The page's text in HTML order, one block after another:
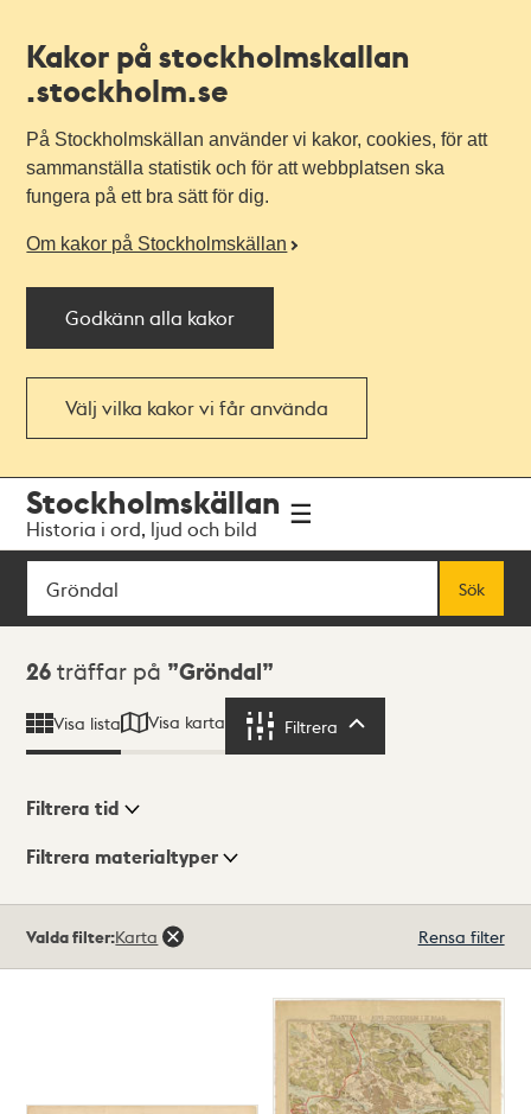
Kakor på stockholmskallan
.stockholm.se
På Stockholmskällan använder vi kakor, cookies, för att
sammanställa statistik och för att webbplatsen ska
fungera på ett bra sätt för dig.
Om kakor på Stockholmskällan
Godkänn alla kakor
Välj vilka kakor vi får använda
navigationen
huvudinnehållet
Stockholmskällan
Historia i ord, ljud och bild
Sök
Sök
Sökresultat
26 träffar på Gröndal
Visa lista Visa karta Filtrera
Visningsläge
Filtrera tid
Filtrera materialtyper
träffar
Valda filter:Karta Rensa filter